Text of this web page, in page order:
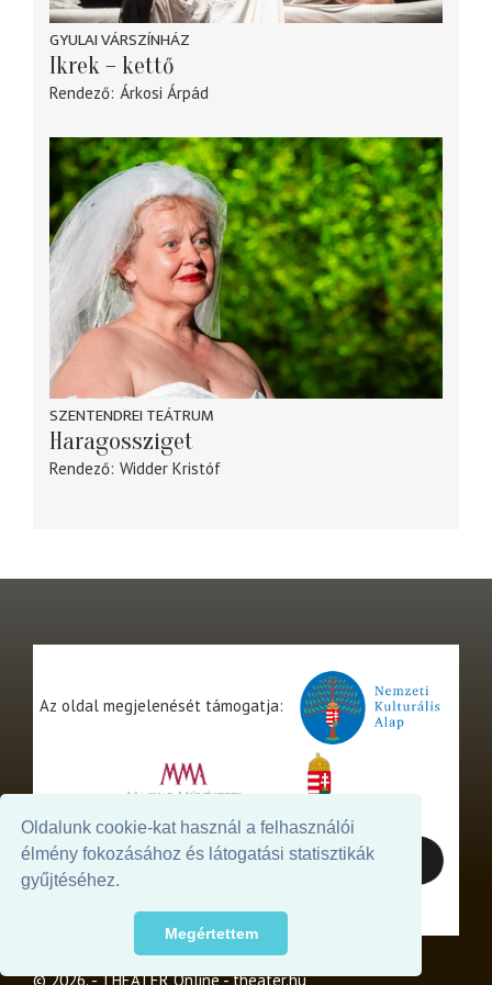
Oldalunk cookie-kat használ a felhasználói
élmény fokozásához és látogatási statisztikák
gyűjtéséhez.
Megértettem
GYULAI VÁRSZÍNHÁZ
Ikrek – kettő
Rendező Árkosi Árpád
SZENTENDREI TEÁTRUM
Haragossziget
Rendező Widder Kristóf
Az oldal megjelenését támogatja:
© 2026. - THEATER Online -theater.hu